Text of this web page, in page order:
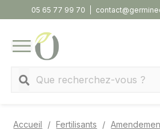
05 65 77 99 70
MENU
Accueil Fertilisants
Panneau de gestion des cookies